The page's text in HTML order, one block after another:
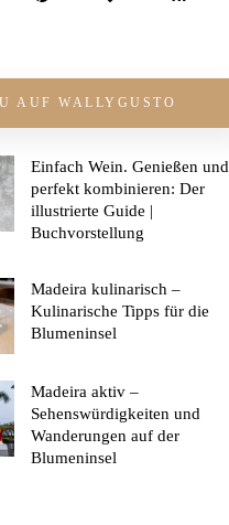
AUF WALLYGUSTO
Einfach Wein. Genießen und
perfekt kombinieren: Der
illustrierte Guide |
Buchvorstellung
Madeira kulinarisch –
Kulinarische Tipps für die
Blumeninsel
Madeira aktiv –
Sehenswürdigkeiten und
Wanderungen auf der
Blumeninsel